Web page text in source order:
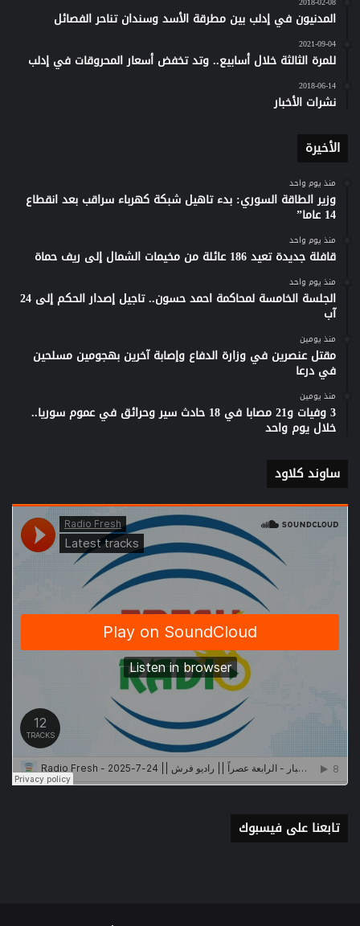
المدنيون في إدلب بين مطرقة الأسد وسندان تناحر الفصائل
2021-09-04
للمرة الثالثة خلال أسابيع.. وتد تخفض أسعار المحروقات في إدلب
2018-06-14
نشرات الأخبار
الأخيرة
منذ يوم واحد
وزير الطاقة السوري: بدء تاهيل شبكة كهرباء سراقب بعد انقطاع
14 عاما”
منذ يوم واحد
قافلة جديدة تعيد 186 عائلة من مخيمات الشمال إلى ريف حماة
منذ يوم واحد
الجلسة الخامسة لمحاكمة احمد حسون.. تاجيل إصدار الحكم إلى 24
آب
منذ يومين
مقتل عنصرين في وزارة الدفاع وإصابة آخرين بهجومين مسلحين
في درعا
منذ يومين
3 وفيات و21 مصابا في 18 حادث سير وحرائق في عموم سوريا..
خلال يوم واحد
ساوند كلاود
تابعنا على فيسبوك